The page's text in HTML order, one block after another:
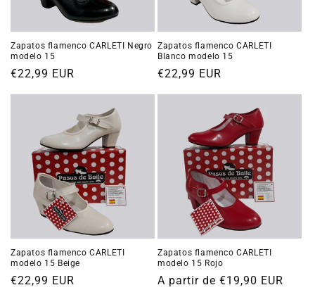
:
Zapatos flamenco CARLETI Negro
modelo 15
Precio
€22,99 EUR
Zapatos flamenco CARLETI
Blanco modelo 15
Precio
€22,99 EUR
Zapatos flamenco CARLETI
modelo 15 Beige
Precio
€22,99 EUR
Zapatos flamenco CARLETI
modelo 15 Rojo
Precio
A partir de €19,90 EUR